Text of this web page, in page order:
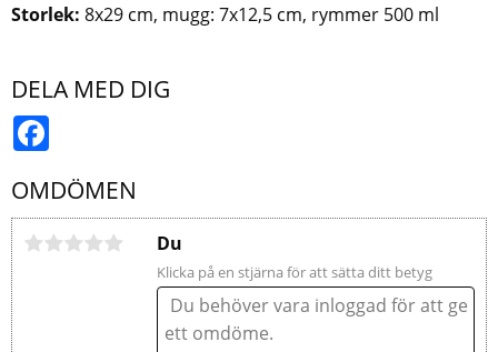
Storlek: 8x29 cm, mugg: 7x12,5 cm, rymmer 500 ml
DELA MED DIG
OMDÖMEN
Du
Klicka på en stjärna för att sätta ditt betyg